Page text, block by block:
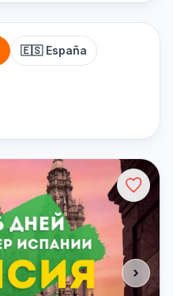
🇪🇸 España
›